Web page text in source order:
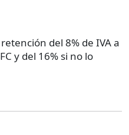
del 8% de IVA a
y del 16% si no lo